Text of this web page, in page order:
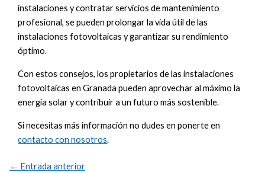
instalaciones y contratar servicios de mantenimiento
profesional, se pueden prolongar la vida útil de las
instalaciones fotovoltaicas y garantizar su rendimiento
óptimo.
Con estos consejos, los propietarios de las instalaciones
fotovoltaicas en Granada pueden aprovechar al máximo la
energía solar y contribuir a un futuro más sostenible.
Si necesitas más información no dudes en ponerte en
contacto con nosotros.
← Entrada anterior